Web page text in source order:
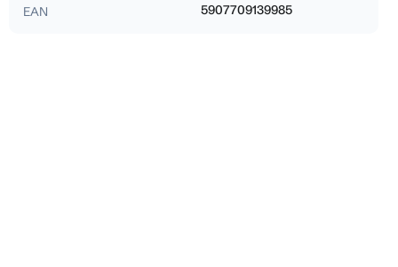
EAN
5907709139985